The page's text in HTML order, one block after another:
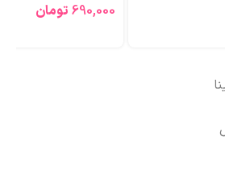
690,000 تومان